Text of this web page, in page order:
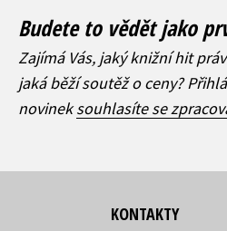
Budete to vědět jako
Zajímá Vás, jaký knižní hit
jaká běží soutěž o ceny?
novineksouhlasíte se
KONTAKTY